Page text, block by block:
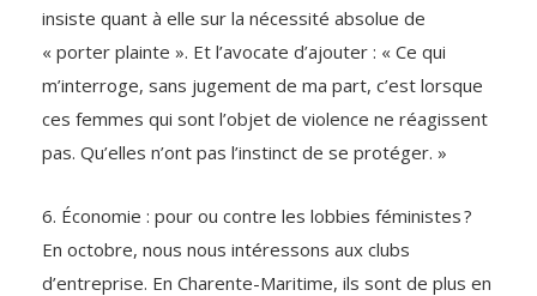
insiste quant à elle sur la nécessité absolue de
« porter plainte ». Et l’avocate d’ajouter : « Ce qui
m’interroge, sans jugement de ma part, c’est lorsque
ces femmes qui sont l’objet de violence ne réagissent
pas. Qu’elles n’ont pas l’instinct de se protéger. »
6. Économie : pour ou contre les lobbies féministes ?
En octobre, nous nous intéressons aux clubs
d’entreprise. En Charente-Maritime, ils sont de plus en